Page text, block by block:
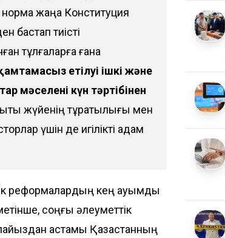
норма жаңа Конституция
бастап тиісті
тұлғаларға ғана
етілуі ішкі және
мәселені күн тәртібінен
жүйенің тұрақтылығы мен
үшін де игілікті қадам
реформалардың кең ауқымды
соңғы әлеуметтік
астамы Қазақстанның